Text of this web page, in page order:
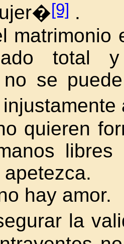
[9] .
matrimonio
total y
no se
quieren
libres
hay amor.
la